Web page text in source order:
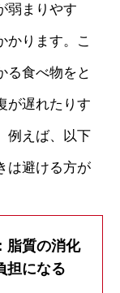
弱まりやす
かります。こ
る食べ物をと
が遅れたりす
例えば、以下
は避ける方が
脂質の消化
担になる